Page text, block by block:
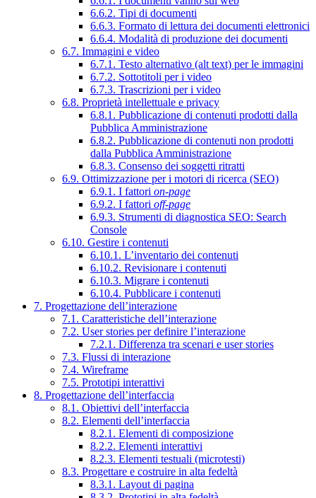
6.6.2. Tipi di documenti
6.6.3. Formato di lettura dei documenti elettronici
6.6.4. Modalità di produzione dei documenti
6.7. Immagini e video
6.7.1. Testo alternativo (alt text) per le immagini
6.7.2. Sottotitoli per i video
6.7.3. Trascrizioni per i video
6.8. Proprietà intellettuale e privacy
6.8.1. Pubblicazione di contenuti prodotti dalla
Pubblica Amministrazione
6.8.2. Pubblicazione di contenuti non prodotti
dalla Pubblica Amministrazione
6.8.3. Consenso dei soggetti ritratti
6.9. Ottimizzazione per i motori di ricerca (SEO)
6.9.1. I fattori on-page
6.9.2. I fattori off-page
6.9.3. Strumenti di diagnostica SEO: Search
Console
6.10. Gestire i contenuti
6.10.1. L’inventario dei contenuti
6.10.2. Revisionare i contenuti
6.10.3. Migrare i contenuti
6.10.4. Pubblicare i contenuti
7. Progettazione dell’interazione
7.1. Caratteristiche dell’interazione
7.2. User stories per definire l’interazione
7.2.1. Differenza tra scenari e user stories
7.3. Flussi di interazione
7.4. Wireframe
7.5. Prototipi interattivi
8. Progettazione dell’interfaccia
8.1. Obiettivi dell’interfaccia
8.2. Elementi dell’interfaccia
8.2.1. Elementi di composizione
8.2.2. Elementi interattivi
8.2.3. Elementi testuali (microtesti)
8.3. Progettare e costruire in alta fedeltà
8.3.1. Layout di pagina